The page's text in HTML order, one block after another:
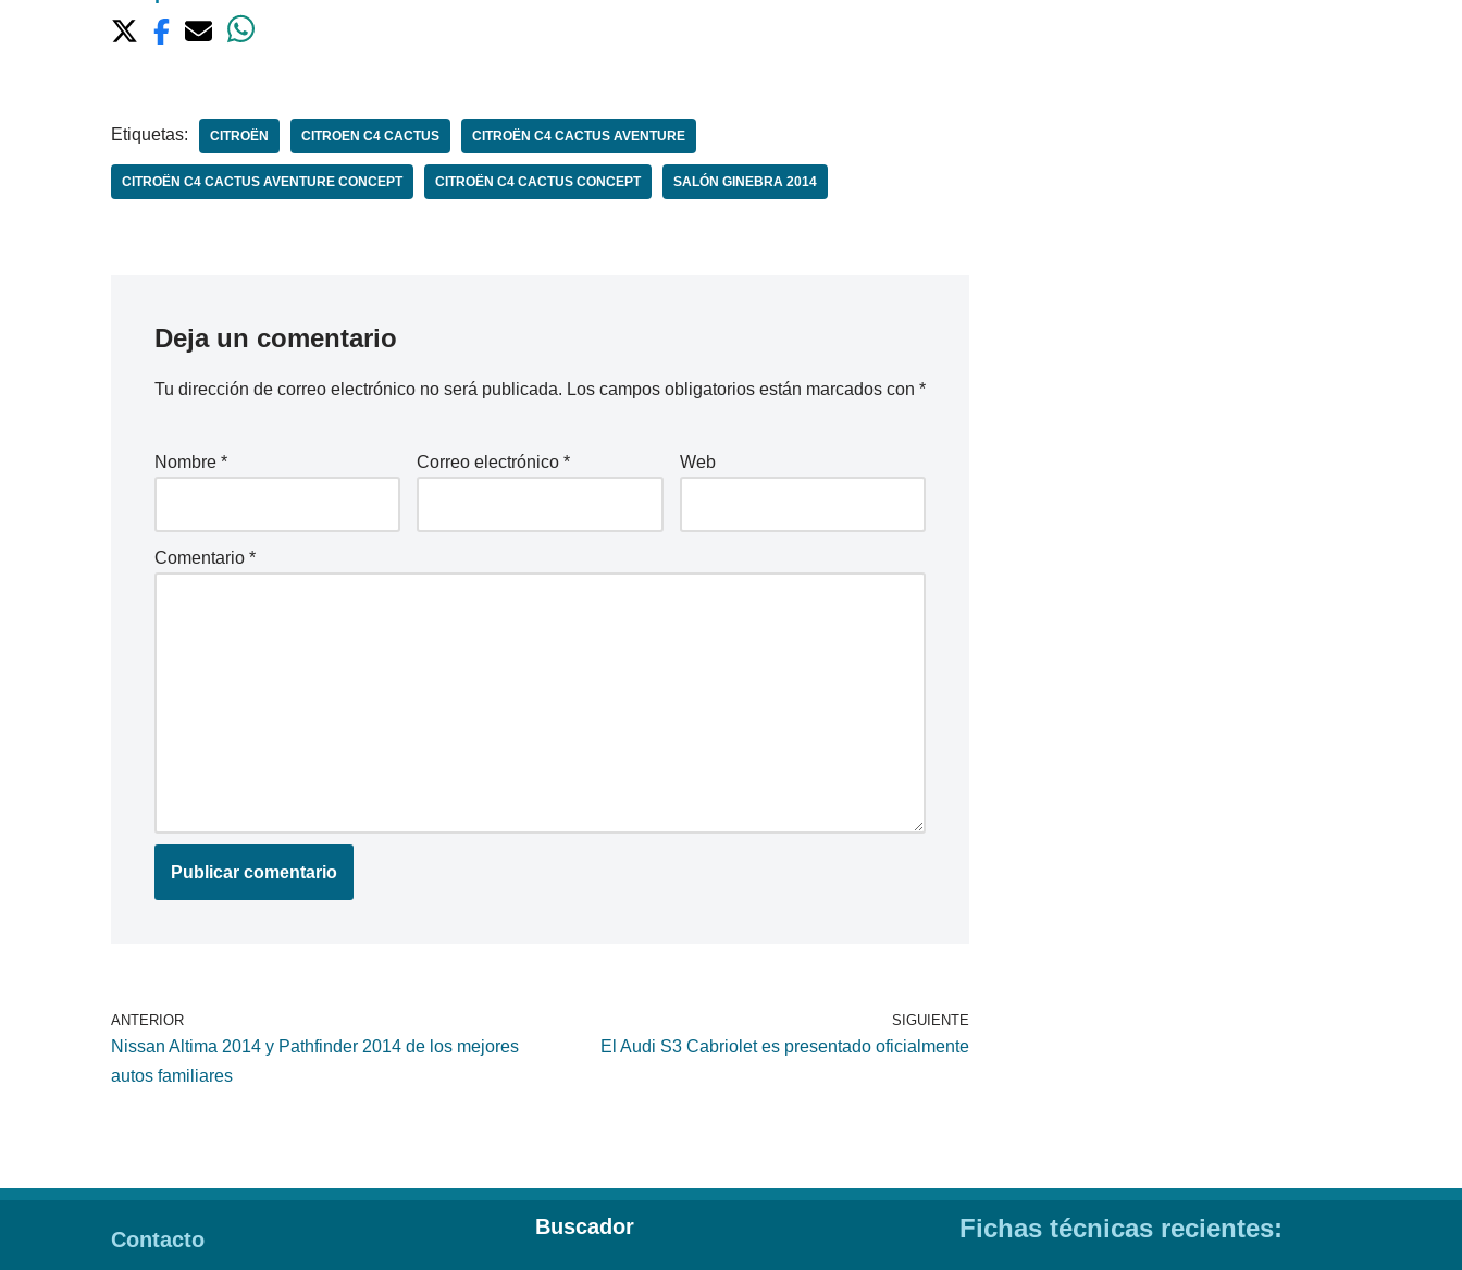
Etiquetas: CITROËN CITROEN C4 CACTUS CITROËN C4 CACTUS AVENTURE
CITROËN C4 CACTUS AVENTURE CONCEPT CITROËN C4 CACTUS CONCEPT SALÓN GINEBRA 2014
Deja un comentario
Tu dirección de correo electrónico no será publicada. Los campos obligatorios están marcados con *
Nombre * Correo electrónico* Web
Comentario *
ANTERIOR
Nissan Altima 2014 y Pathfinder 2014 de los mejores
autos familiares
SIGUIENTE
El Audi S3 Cabriolet es presentado oficialmente
Contacto
Buscador Fichas técnicas recientes: